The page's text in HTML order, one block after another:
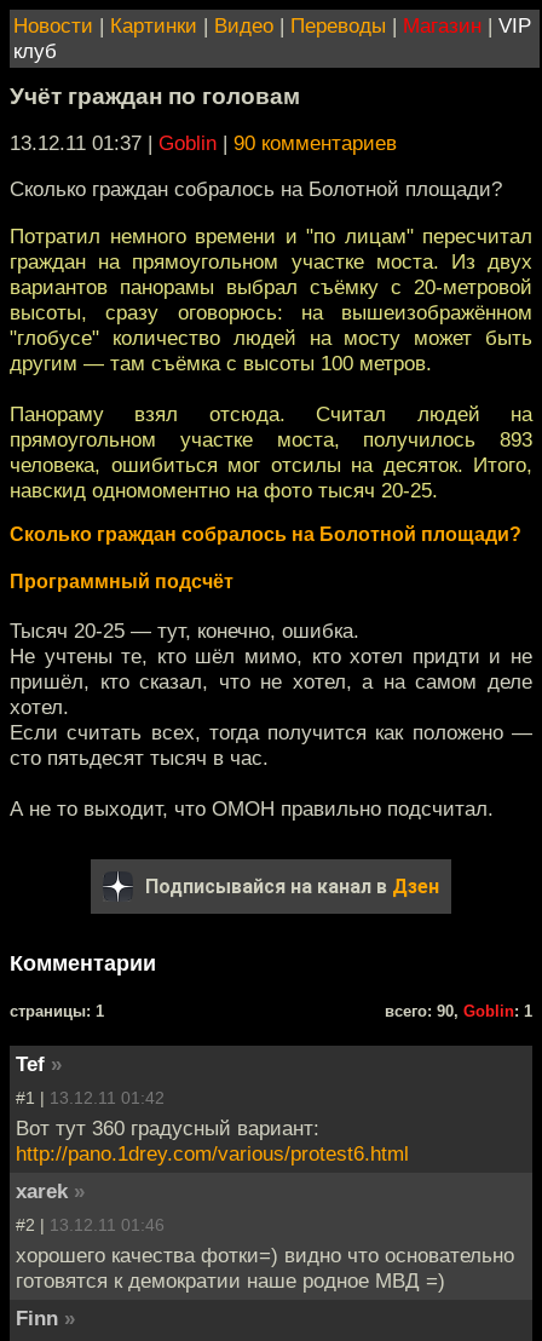
Новости | Картинки | Видео | Переводы | Магазин | VIP
клуб
Учёт граждан по головам
13.12.11 01:37 | Goblin | 90 комментариев
Сколько граждан собралось на Болотной площади?
Потратил немного времени и "по лицам" пересчитал
граждан на прямоугольном участке моста. Из двух
вариантов панорамы выбрал съёмку с 20-метровой
высоты, сразу оговорюсь: на вышеизображённом
"глобусе" количество людей на мосту может быть
другим — там съёмка с высоты 100 метров.
Панораму взял отсюда. Считал людей на
прямоугольном участке моста, получилось 893
человека, ошибиться мог отсилы на десяток. Итого,
навскид одномоментно на фото тысяч 20-25.
Сколько граждан собралось на Болотной площади?
Программный подсчёт
Тысяч 20-25 — тут, конечно, ошибка.
Не учтены те, кто шёл мимо, кто хотел придти и не
пришёл, кто сказал, что не хотел, а на самом деле
хотел.
Если считать всех, тогда получится как положено —
сто пятьдесят тысяч в час.
А не то выходит, что ОМОН правильно подсчитал.
Подписывайся на канал в Дзен
Комментарии
cтраницы: 1 всего: 90, Goblin: 1
Tef »
#1 | 13.12.11 01:42
Вот тут 360 градусный вариант:
http://pano.1drey.com/various/protest6.html
xarek »
#2 | 13.12.11 01:46
хорошего качества фотки=) видно что основательно
готовятся к демократии наше родное МВД =)
Finn »